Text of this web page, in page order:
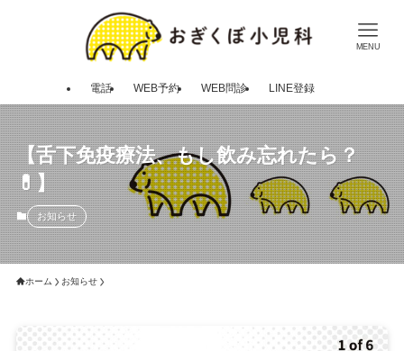
MENU
電話 WEB予約 WEB問診 LINE登録
【舌下免疫療法、もし飲み忘れたら？
💊】
お知らせ
ホーム お知らせ